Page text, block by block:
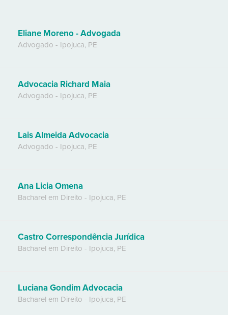
Eliane Moreno - Advogada
Advogado - Ipojuca, PE
Advocacia Richard Maia
Advogado - Ipojuca, PE
Lais Almeida Advocacia
Advogado - Ipojuca, PE
Ana Licia Omena
Bacharel em Direito - Ipojuca, PE
Castro Correspondência Jurídica
Bacharel em Direito - Ipojuca, PE
Luciana Gondim Advocacia
Bacharel em Direito - Ipojuca, PE